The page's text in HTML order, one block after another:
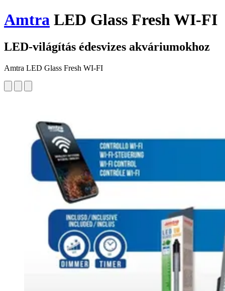
Amtra LED Glass Fresh WI-FI
LED-világítás édesvizes akváriumokhoz
Amtra LED Glass Fresh WI-FI